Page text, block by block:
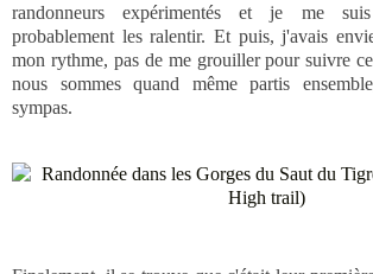
randonneurs expérimentés et je me
probablement les ralentir. Et puis, j'avais
mon rythme, pas de me grouiller pour suivre
nous sommes quand même partis
sympas.